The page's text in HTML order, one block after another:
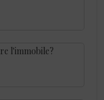
l'immobile?